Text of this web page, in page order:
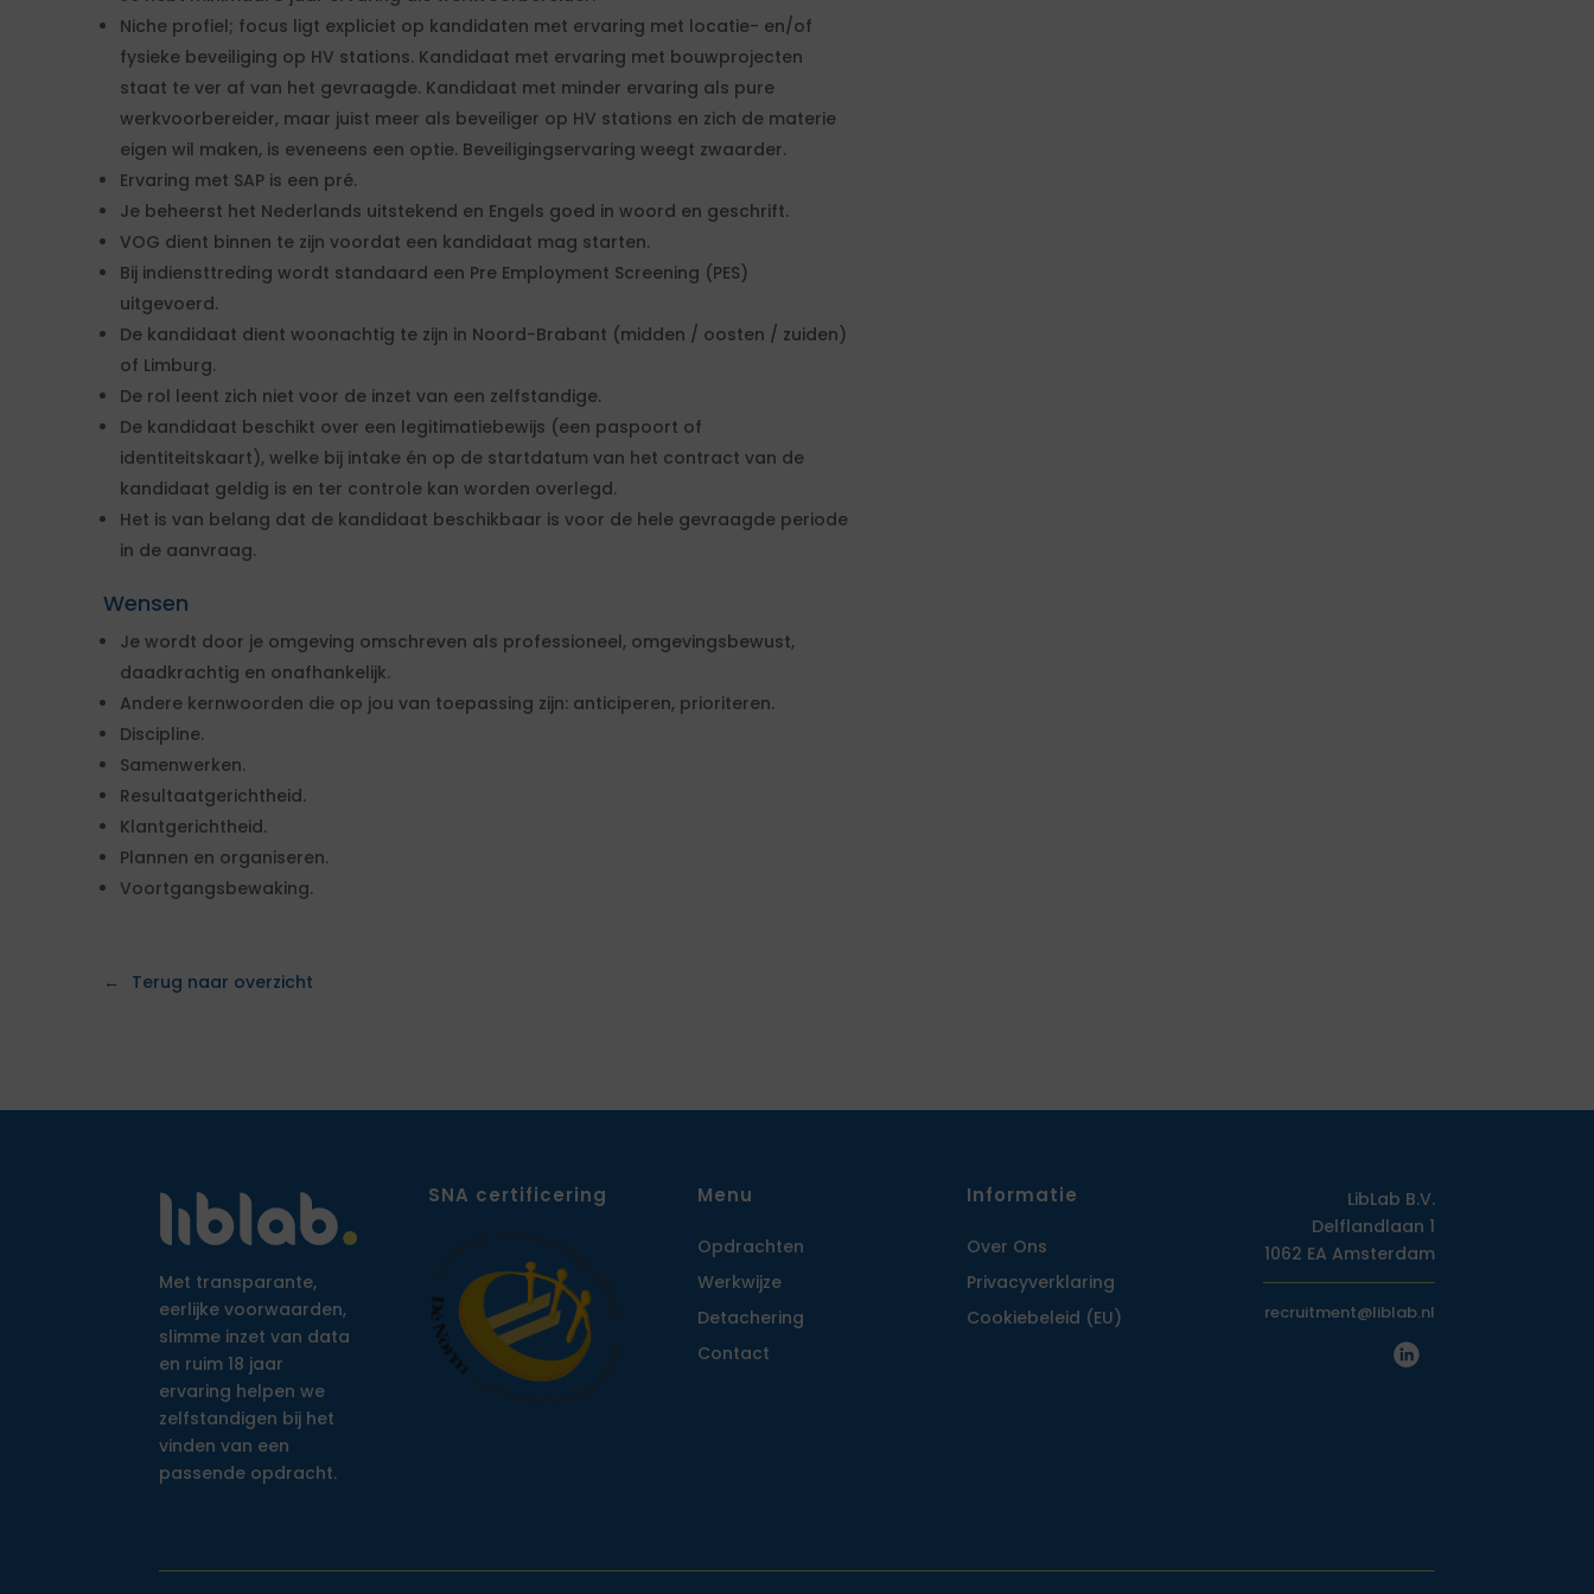
Niche profiel; focus ligt expliciet op kandidaten met ervaring met locatie- en/of
fysieke beveiliging op HV stations. Kandidaat met ervaring met bouwprojecten
staat te ver af van het gevraagde. Kandidaat met minder ervaring als pure
werkvoorbereider, maar juist meer als beveiliger op HV stations en zich de materie
eigen wil maken, is eveneens een optie. Beveiligingservaring weegt zwaarder.
Ervaring met SAP is een pré.
Je beheerst het Nederlands uitstekend en Engels goed in woord en geschrift.
VOG dient binnen te zijn voordat een kandidaat mag starten.
Bij indiensttreding wordt standaard een Pre Employment Screening (PES)
uitgevoerd.
De kandidaat dient woonachtig te zijn in Noord-Brabant (midden / oosten / zuiden)
of Limburg.
De rol leent zich niet voor de inzet van een zelfstandige.
De kandidaat beschikt over een legitimatiebewijs (een paspoort of
identiteitskaart), welke bij intake én op de startdatum van het contract van de
kandidaat geldig is en ter controle kan worden overlegd.
Het is van belang dat de kandidaat beschikbaar is voor de hele gevraagde periode
in de aanvraag.
Wensen
Je wordt door je omgeving omschreven als professioneel, omgevingsbewust,
daadkrachtig en onafhankelijk.
Andere kernwoorden die op jou van toepassing zijn: anticiperen, prioriteren.
Discipline.
Samenwerken.
Resultaatgerichtheid.
Klantgerichtheid.
Plannen en organiseren.
Voortgangsbewaking.
Terug naar overzicht
Met transparante,
eerlijke voorwaarden,
slimme inzet van data
en ruim 18 jaar
ervaring helpen we
zelfstandigen bij het
vinden van een
passende opdracht.
SNA certificering Menu
Opdrachten
Werkwijze
Detachering
Contact
Informatie
Over Ons
Privacy­verklaring
Cookiebeleid (EU)
LibLab B.V.
Delflandlaan 1
1062 EA Amsterdam
recruitment@liblab.nl